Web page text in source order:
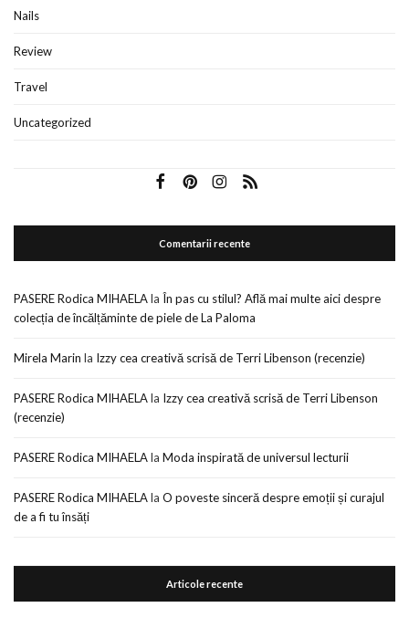
Nails
Review
Travel
Uncategorized
Comentarii recente
PASERE Rodica MIHAELAla În pas cu stilul? Află mai multe aici despre
colecția de încălțăminte de piele de La Paloma
Mirela Marin la Izzy cea creativă scrisă de Terri Libenson (recenzie)
PASERE Rodica MIHAELAla Izzy cea creativă scrisă de Terri Libenson
(recenzie)
PASERE Rodica MIHAELAla Moda inspirată de universul lecturii
PASERE Rodica MIHAELAla O poveste sinceră despre emoții și curajul
de a fi tu însăți
Articole recente